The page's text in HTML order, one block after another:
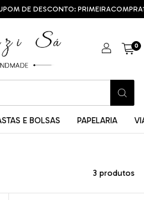
DE DESCONTO:
0
E BOLSAS PAPELARIA
3 produtos